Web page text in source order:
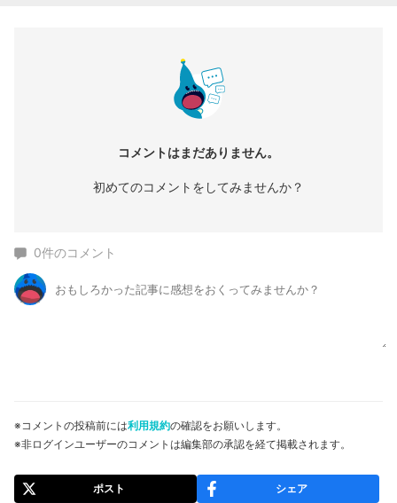
コメントはまだありません。
初めてのコメントをしてみませんか？
0件のコメント
※コメントの投稿前には利用規約の確認をお願いします。
※非ログインユーザーのコメントは編集部の承認を経て掲載されます。
ポスト シェア